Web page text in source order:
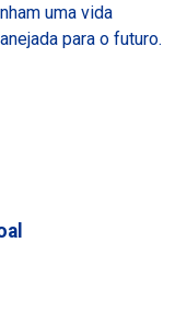
uma vida
para o futuro.